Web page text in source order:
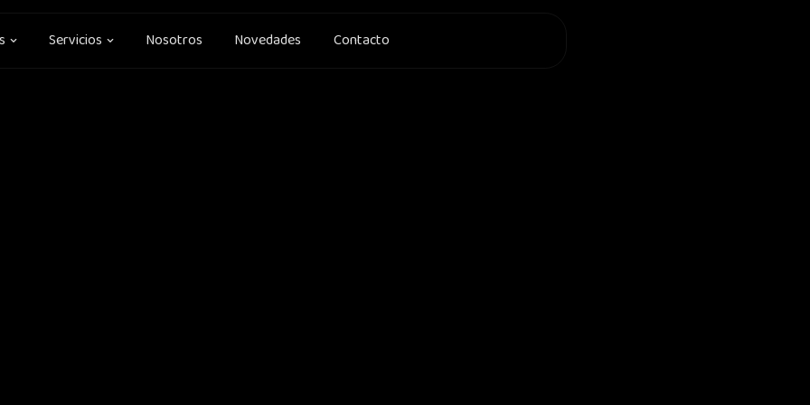
Open Soluciones
Servicios Open Servicios
Nosotros Novedades Contacto